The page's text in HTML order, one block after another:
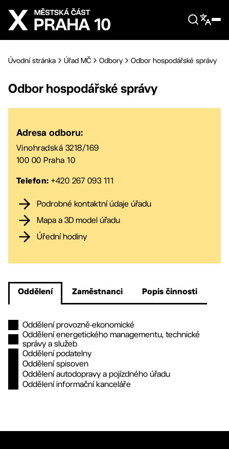
Přejít na hlavní obsah
Úvodní stránka Úřad MČ Odbory Odbor hospodářské správy
Odbor hospodářské správy
Adresa odboru:
Vinohradská 3218/169
100 00 Praha 10
Telefon: +420 267 093 111
Podrobné kontaktní údaje úřadu
Mapa a 3D model úřadu
Úřední hodiny
Oddělení Zaměstnanci Popis činnosti
Oddělení provozně-ekonomické
Oddělení energetického managementu, technické
správy a služeb
Oddělení podatelny
Oddělení spisoven
Oddělení autodopravy a pojízdného úřadu
Oddělení informační kanceláře